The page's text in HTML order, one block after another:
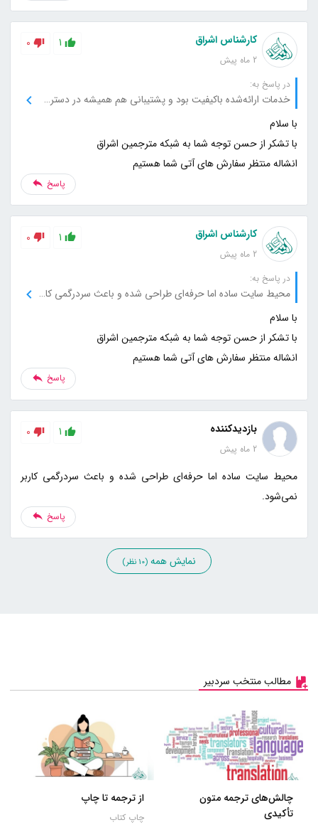
کارشناس اشراق
2 ماه پیش
1
0
در پاسخ به:
خدمات ارائه‌شده باکیفیت بود و پشتیبانی هم همیشه در دسترس بود.
انشاله منتظر سفارش های آتی شما هستیم
پاسخ
کارشناس اشراق
2 ماه پیش
1
0
در پاسخ به:
محیط سایت ساده اما حرفه‌ای طراحی شده و باعث سردرگمی کاربر نمی‌شود.
انشاله منتظر سفارش های آتی شما هستیم
پاسخ
بازدیدکننده
2 ماه پیش
1
0
محیط سایت ساده اما حرفه‌ای طراحی شده و باعث سردرگمی کاربر
نمی‌شود.
پاسخ
نمایش همه (10 نظر)
مطالب منتخب سردبیر
چالش‌های ترجمه متون
تأکیدی
از ترجمه تا چاپ
چاپ کتاب